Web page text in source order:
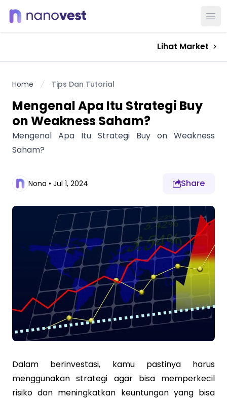
Lihat Market
Home Tips Dan Tutorial
Mengenal Apa Itu Strategi Buy
on Weakness Saham?
Mengenal Apa Itu Strategi Buy on Weakness
Saham?
Nona • Jul 1, 2024 Share
Dalam berinvestasi, kamu pastinya harus
menggunakan strategi agar bisa memperkecil
risiko dan meningkatkan keuntungan yang bisa